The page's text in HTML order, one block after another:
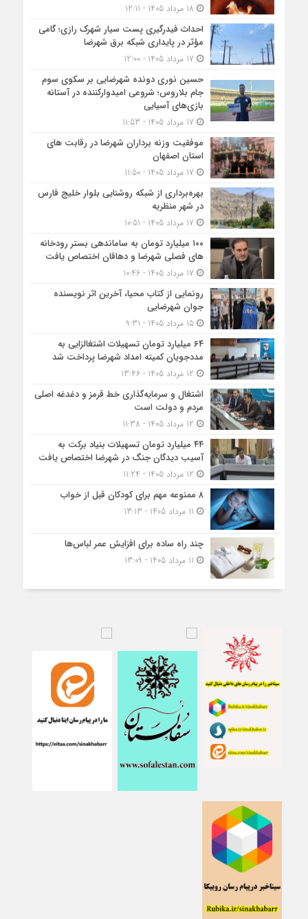
احداث فیدرگیری پست سیار شهرک رازی؛ گامی
مؤثر در پایداری شبکه برق شهرضا
حسین نوری دونده شهرضایی بر سکوی سوم
جام بلاروس؛ شروعی امیدوارکننده در آستانه
بازی‌های آسیایی
موفقیت وزنه برداران شهرضا در رقابت های
استان اصفهان
بهره‌برداری از شبکه روشنایی بلوار خلیج فارس
در شهر منظریه
۱۰۰ میلیارد تومان به ساماندهی بستر رودخانه
های فصلی شهرضا و دهاقان اختصاص یافت
رونمایی از کتاب محیا، آخرین اثر نویسنده
جوان شهرضایی
15 مرداد 1405 - 9:31
۶۴ میلیارد تومان تسهیلات اشتغالزایی به
مددجویان کمیته امداد شهرضا پرداخت شد
اشتغال و سرمایه‌گذاری خط قرمز و دغدغه اصلی
مردم و دولت است
۴۴ میلیارد تومان تسهیلات بنیاد برکت به
آسیب دیدگان جنگ در شهرضا اختصاص یافت
۸ ممنوعه مهم برای کودکان قبل از خواب
چند راه ساده برای افزایش عمر لباس‌ها